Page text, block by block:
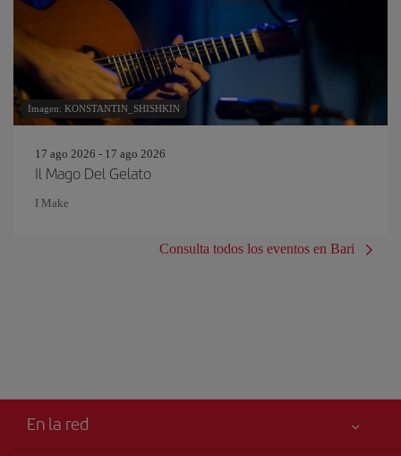
Imagen: KONSTANTIN_SHISHKIN
17 ago 2026 - 17 ago 2026
Il Mago Del Gelato
I Make
Consulta todos los eventos en Bari
En la red